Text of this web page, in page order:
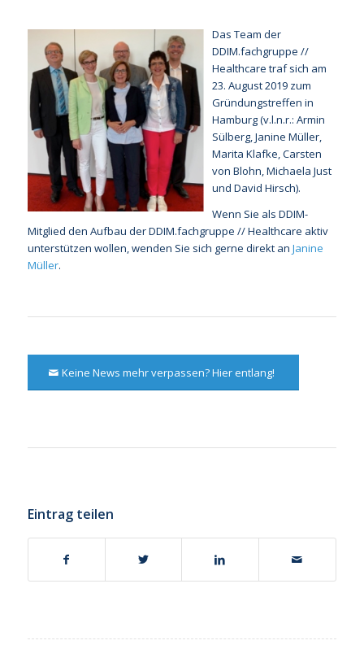
Das Team der
DDIM.fachgruppe //
Healthcare traf sich am
23. August 2019 zum
Gründungstreffen in
Hamburg (v.l.n.r.: Armin
Sülberg, Janine Müller,
Marita Klafke, Carsten
von Blohn, Michaela Just
und David Hirsch).
Wenn Sie als DDIM-
Mitglied den Aufbau der DDIM.fachgruppe // Healthcare aktiv
unterstützen wollen, wenden Sie sich gerne direkt an Janine
Müller.
Keine News mehr verpassen? Hier entlang!
Eintrag teilen